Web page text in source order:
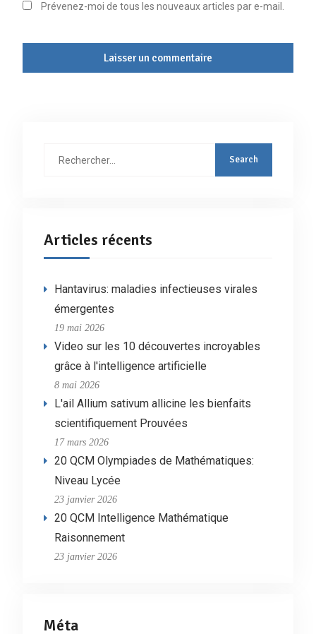
Prévenez-moi de tous les nouveaux articles par e-mail.
Articles récents
Hantavirus: maladies infectieuses virales
émergentes
19 mai 2026
Video sur les 10 découvertes incroyables
grâce à l'intelligence artificielle
8 mai 2026
L'ail Allium sativum allicine les bienfaits
scientifiquement Prouvées
17 mars 2026
20 QCM Olympiades de Mathématiques:
Niveau Lycée
23 janvier 2026
20 QCM Intelligence Mathématique
Raisonnement
23 janvier 2026
Méta